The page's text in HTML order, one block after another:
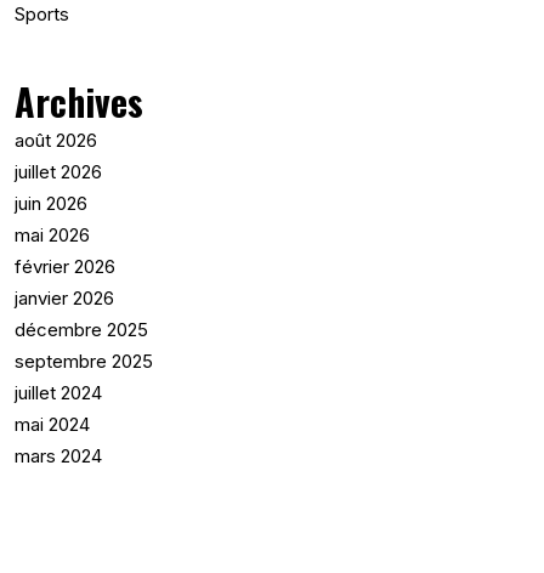
Sports
Archives
août 2026
juillet 2026
juin 2026
mai 2026
février 2026
janvier 2026
décembre 2025
septembre 2025
juillet 2024
mai 2024
mars 2024